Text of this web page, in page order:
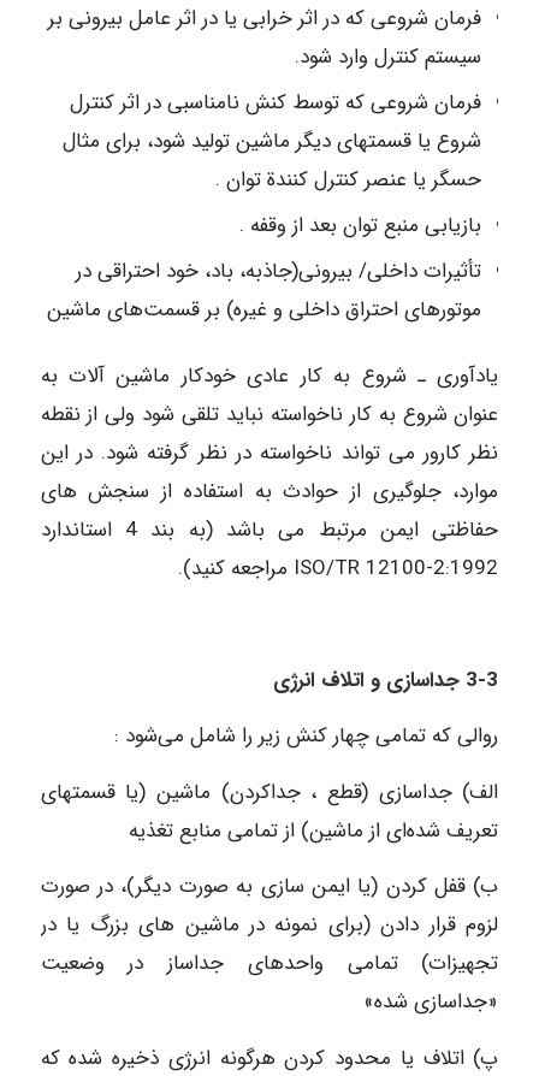
فرمان شروعی که در اثر خرابی یا در اثر عامل بیرونی بر
سیستم کنترل وارد شود.
فرمان شروعی که توسط کنش نامناسبی در اثر کنترل
شروع یا قسمتهای دیگر ماشین تولید شود، برای مثال
حسگر یا عنصر کنترل کنندة توان .
بازیابی منبع توان بعد از وقفه .
تأثیرات داخلی/ بیرونی(جاذبه، باد، خود احتراقی ‌در
موتورهای احتراق داخلی و غیره) بر قسمت‌های ماشین
یادآوری ـ شروع به کار عادی خودکار ماشین آلات به
عنوان شروع به کار ناخواسته نباید تلقی شود ولی از نقطه
نظر کارور می تواند ناخواسته در نظر گرفته شود. در این
موارد، جلوگیری از حوادث به استفاده از سنجش های
حفاظتی ایمن مرتبط می باشد (به بند 4 استاندارد
ISO/TR 12100-2:1992 مراجعه کنید).
3-3 جداسازی و اتلاف انرژی
روالی که تمامی چهار کنش زیر را شامل می‌شود :
الف) جداسازی (قطع ، جداکردن) ماشین (یا قسمتهای
تعریف شده‌ای از ماشین) از تمامی منابع تغذیه
ب) قفل کردن (یا ایمن سازی به صورت دیگر)، در صورت
لزوم قرار دادن (برای نمونه در ماشین های بزرگ یا در
تجهیزات) تمامی واحدهای جداساز در وضعیت
«جداسازی شده»
پ) اتلاف یا محدود کردن هرگونه انرژی ذخیره شده که